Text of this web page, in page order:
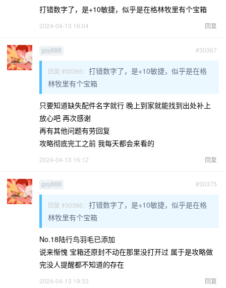
打错数字了，是+10敏捷，似乎是在格林牧里有个宝箱
回复
2024-04-13 16:04
#30367
gxy888
回复 #30366： 打错数字了，是+10敏捷，似乎是在格
林牧里有个宝箱
只要知道缺失配件名字就行 晚上到家就能找到出处补上
放心吧 再次感谢
再有其他问题有劳回复
攻略彻底完工之前 我每天都会来看的
回复
2024-04-13 16:12
#30375
gxy888
回复 #30366： 打错数字了，是+10敏捷，似乎是在格
林牧里有个宝箱
No.18陆行鸟羽毛已添加
说来惭愧 宝箱还原封不动在那里没打开过 属于是攻略做
完没人提醒都不知道的存在
回复
2024-04-13 19:33